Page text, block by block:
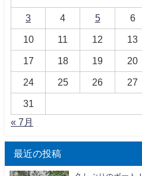
3 4 5 6
10 11 12 13
17 18 19 20
24 25 26 27
31
« 7月
最近の投稿